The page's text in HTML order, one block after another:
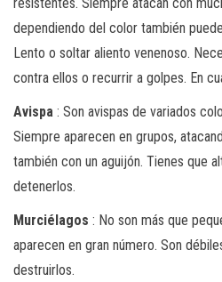
dependiendo del color también
Lento o soltar aliento venenoso.
contra ellos o recurrir a golpes. En
Avispa : Son avispas de variados
Siempre aparecen en grupos,
también con un aguijón. Tienes que
detenerlos.
Murciélagos : No son más que
aparecen en gran número. Son
destruirlos.